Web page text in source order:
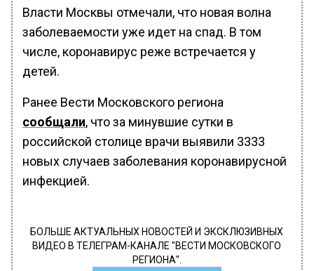
Власти Москвы отмечали, что новая волна
заболеваемости уже идет на спад. В том
числе, коронавирус реже встречается у
детей.
Ранее Вести Московского региона
сообщали, что за минувшие сутки в
российской столице врачи выявили 3333
новых случаев заболевания коронавирусной
инфекцией.
БОЛЬШЕ АКТУАЛЬНЫХ НОВОСТЕЙ И ЭКСКЛЮЗИВНЫХ
ВИДЕО В ТЕЛЕГРАМ-КАНАЛЕ "ВЕСТИ МОСКОВСКОГО
РЕГИОНА".